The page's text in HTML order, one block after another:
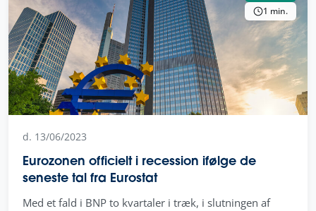
1 min.
d. 13/06/2023
Eurozonen officielt i recession ifølge de
seneste tal fra Eurostat
Med et fald i BNP to kvartaler i træk, i slutningen af